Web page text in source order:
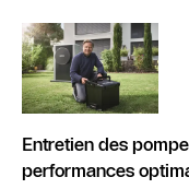
Entretien des
performances